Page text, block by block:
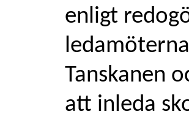
enligt
Tanskanen
att inleda